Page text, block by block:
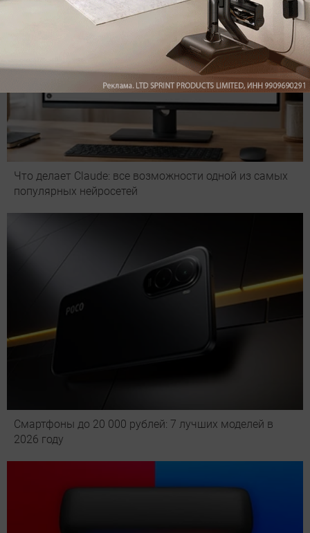
Что делает Сlaude: все возможности одной из самых
популярных нейросетей
Смартфоны до 20 000 рублей: 7 лучших моделей в
2026 году